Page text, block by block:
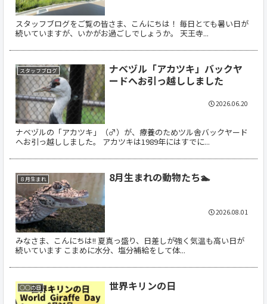
スタッフブログをご覧の皆さま、こんにちは！ 毎日とても暑い日が
続いていますが、いかがお過ごしでしょうか。 天王寺...
スタッフブログ
ナベヅル「アカツキ」バックヤ
ードへお引っ越ししました
ナベヅルの「アカツキ」（♂）が、療養のためツル舎バックヤード
へお引っ越ししました。 アカツキは1989年にはすでに...
2026.06.20
８月生まれ 8月生まれの動物たち🏊
みなさま、こんにちは!! 夏真っ盛り、日差しが強く気温も高い日が
続いています こまめに水分、塩分補給をして体...
2026.08.01
○○の日 世界キリンの日